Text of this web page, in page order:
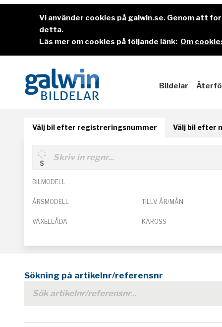
Vi använder cookies på galwin.se. Genom att
detta.
Läs mer om cookies på följande länk: Om
Bildelar
Välj bil efter registreringsnummer Välj bil efter
BILMODELL
ÅRSMODELL TILLV. ÅR/MÅN
VÄXELLÅDA KAROSS
Sökning på artikelnr/referensnr